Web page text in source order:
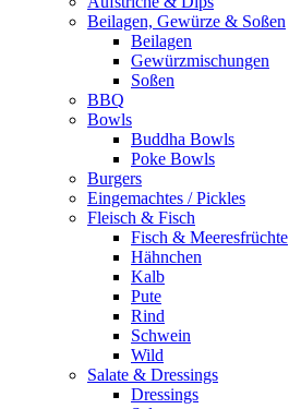
Beilagen, Gewürze & Soßen
Beilagen
Gewürzmischungen
Soßen
BBQ
Bowls
Buddha Bowls
Poke Bowls
Burgers
Eingemachtes / Pickles
Fleisch & Fisch
Fisch & Meeresfrüchte
Hähnchen
Kalb
Pute
Rind
Schwein
Wild
Salate & Dressings
Dressings